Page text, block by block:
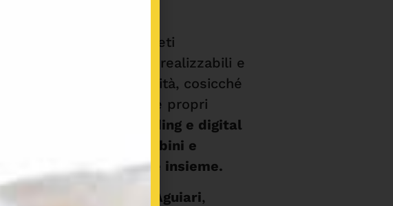
Attraverso esempi concreti
condivideremo modalità realizzabili e
riproducibili con semplicità, cosicché
i bambini siano dei veri e propri
app, coding e digital
storytelling con cui bambini e
genitori possano giocare insieme.
Damiana Aguiari,